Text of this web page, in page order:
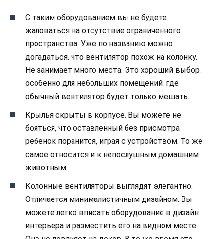
С таким оборудованием вы не будете
жаловаться на отсутствие ограниченного
пространства. Уже по названию можно
догадаться, что вентилятор похож на колонку.
Не занимает много места. Это хороший выбор,
особенно для небольших помещений, где
обычный вентилятор будет только мешать.
Крылья скрыты в корпусе. Вы можете не
бояться, что оставленный без присмотра
ребенок поранится, играя с устройством. То же
самое относится и к непослушным домашним
животным.
Колонные вентиляторы выглядят элегантно.
Отличается минималистичным дизайном. Вы
можете легко вписать оборудование в дизайн
интерьера и разместить его на видном месте.